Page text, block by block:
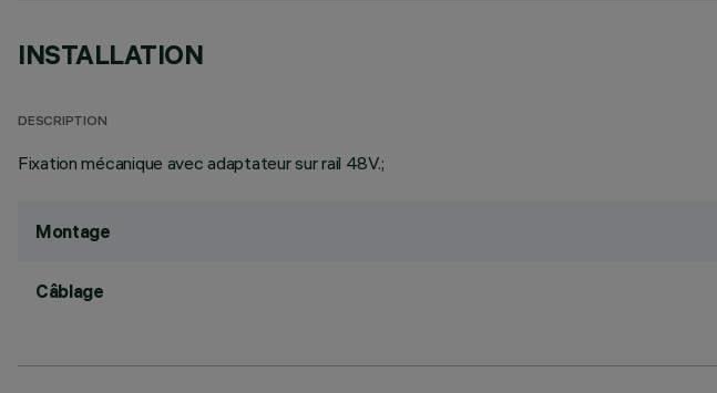
INSTALLATION
DESCRIPTION
Fixation mécanique avec adaptateur sur rail 48V.;
Montage
Câblage